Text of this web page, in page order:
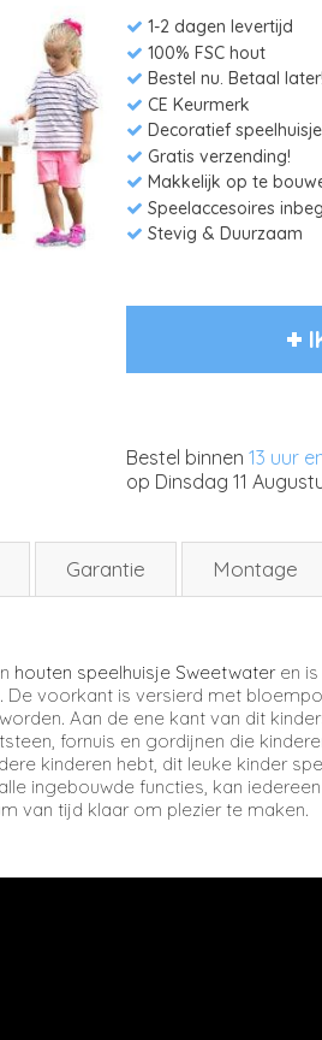
1-2 dagen levertijd
100% FSC hout
Bestel nu. Betaal later!
CE Keurmerk
Decoratief speelhuisje
Gratis verzending!
Makkelijk op te
Speelaccesoires
Stevig & Duurzaam
Bestel binnen 13 uur
op Dinsdag 11
Garantie Montage
houten speelhuisje Sweetwateren is
voorkant is versierd met
Aan de ene kant van dit
fornuis en gordijnen die
kinderen hebt, dit leuke kinder
ingebouwde functies, kan
van tijd klaar om plezier te maken.